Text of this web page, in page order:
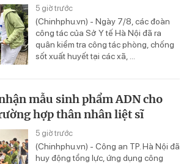
5 giờ trước
(Chinhphu.vn) - Ngày 7/8, các đoàn
công tác của Sở Y tế Hà Nội đã ra
quân kiểm tra công tác phòng, chống
sốt xuất huyết tại các xã, ...
mẫu sinh phẩm ADN cho
hợp thân nhân liệt sĩ
5 giờ trước
(Chinhphu.vn) - Công an TP. Hà Nội đã
huy động tổng lực, ứng dụng công